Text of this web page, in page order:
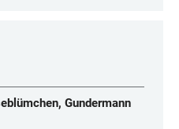
Gundermann